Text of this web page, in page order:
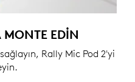
EDIN
Rally Mic Pod 2'yi